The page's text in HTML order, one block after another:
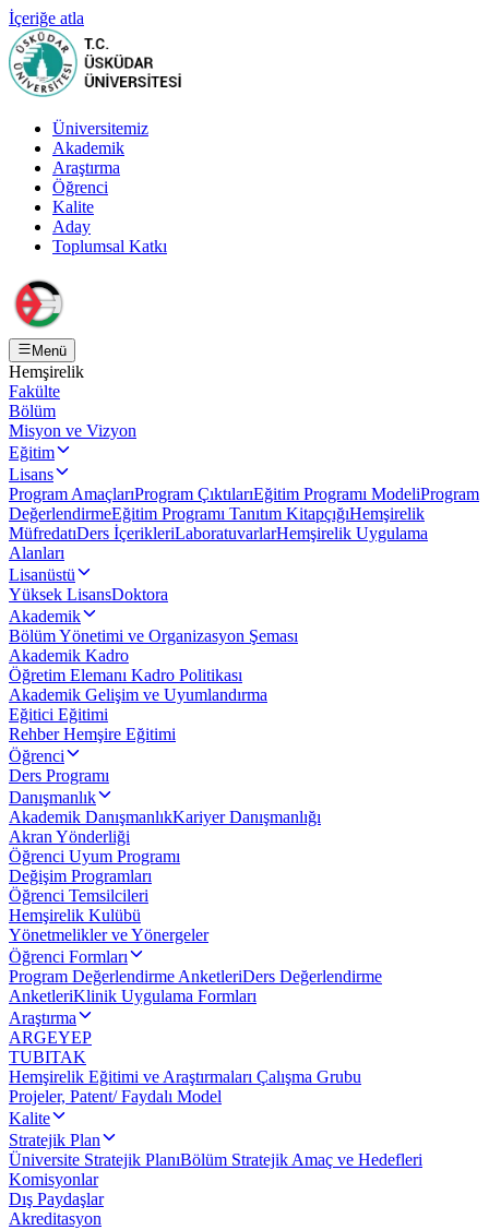
İçeriğe atla
Üniversitemiz
Akademik
Araştırma
Öğrenci
Kalite
Aday
Toplumsal Katkı
Menü
Hemşirelik
Fakülte
Bölüm
Misyon ve Vizyon
Eğitim
Lisans
Program AmaçlarıProgram ÇıktılarıEğitim Programı ModeliProgram
DeğerlendirmeEğitim Programı Tanıtım KitapçığıHemşirelik
MüfredatıDers İçerikleriLaboratuvarlarHemşirelik Uygulama
Alanları
Lisanüstü
Yüksek LisansDoktora
Akademik
Bölüm Yönetimi ve Organizasyon Şeması
Akademik Kadro
Öğretim Elemanı Kadro Politikası
Akademik Gelişim ve Uyumlandırma
Eğitici Eğitimi
Rehber Hemşire Eğitimi
Öğrenci
Ders Programı
Danışmanlık
Akademik DanışmanlıkKariyer Danışmanlığı
Akran Yönderliği
Öğrenci Uyum Programı
Değişim Programları
Öğrenci Temsilcileri
Hemşirelik Kulübü
Yönetmelikler ve Yönergeler
Öğrenci Formları
Program Değerlendirme AnketleriDers Değerlendirme
AnketleriKlinik Uygulama Formları
Araştırma
ARGEYEP
TUBITAK
Hemşirelik Eğitimi ve Araştırmaları Çalışma Grubu
Projeler, Patent/ Faydalı Model
Kalite
Stratejik Plan
Üniversite Stratejik PlanıBölüm Stratejik Amaç ve Hedefleri
Komisyonlar
Dış Paydaşlar
Akreditasyon